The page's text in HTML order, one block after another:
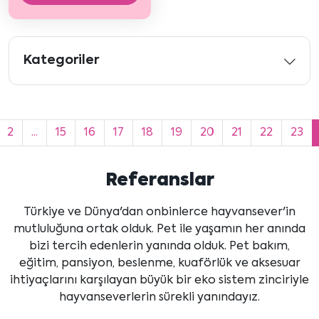
Kategoriler
2 ... 15 16 17 18 19 20 21 22 23
Referanslar
Türkiye ve Dünya'dan onbinlerce hayvansever'in
mutluluğuna ortak olduk. Pet ile yaşamın her anında
bizi tercih edenlerin yanında olduk. Pet bakım,
eğitim, pansiyon, beslenme, kuaförlük ve aksesuar
ihtiyaçlarını karşılayan büyük bir eko sistem zinciriyle
hayvanseverlerin sürekli yanındayız.